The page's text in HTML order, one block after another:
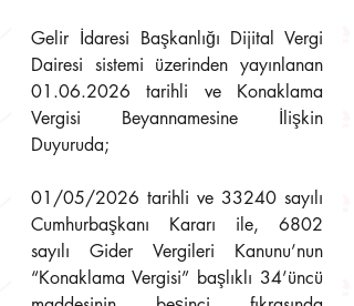
Gelir İdaresi Başkanlığı Dijital Vergi
Dairesi sistemi üzerinden yayınlanan
01.06.2026 tarihli ve Konaklama
Vergisi Beyannamesine İlişkin
Duyuruda;
01/05/2026 tarihli ve 33240 sayılı
Cumhurbaşkanı Kararı ile, 6802
sayılı Gider Vergileri Kanunu’nun
“Konaklama Vergisi” başlıklı 34’üncü